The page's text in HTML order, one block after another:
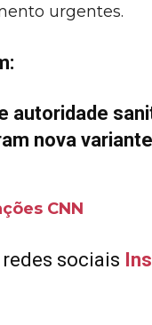
urgentes.
autoridade
nova
CNN
sociais